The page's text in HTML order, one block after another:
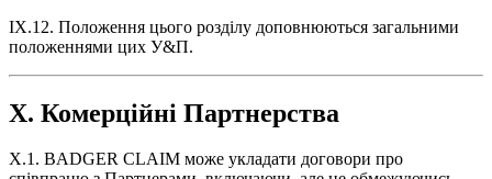
IX.12. Положення цього розділу доповнюються загальними
положеннями цих У&П.
X. Комерційні Партнерства
X.1. BADGER CLAIM може укладати договори про